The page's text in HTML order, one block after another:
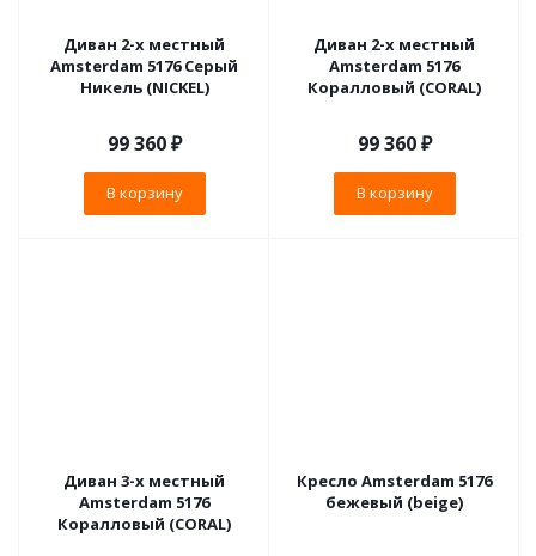
Диван 2-х местный
Amsterdam 5176 Серый
Никель (NICKEL)
99 360₽
В корзину
Диван 2-х местный
Amsterdam 5176
Коралловый (CORAL)
99 360₽
В корзину
Диван 3-х местный
Amsterdam 5176
Коралловый (CORAL)
Кресло Amsterdam 5176
бежевый (beige)